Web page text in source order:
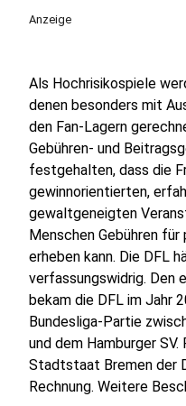
Anzeige
Als Hochrisikospiele
denen besonders mit
den Fan-Lagern
Gebühren- und
festgehalten, dass die
gewinnorientierten,
gewaltgeneigten
Menschen Gebühren
erheben kann. Die DFL
verfassungswidrig. Den
bekam die DFL im Jahr
Bundesliga-Partie
und dem Hamburger
Stadtstaat Bremen der
Rechnung. Weitere